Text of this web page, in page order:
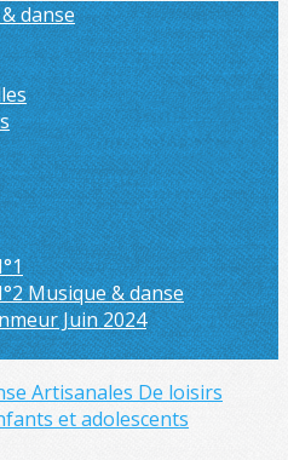
danse
Musique & danse
Juin 2024
Artisanales De loisirs
et adolescents